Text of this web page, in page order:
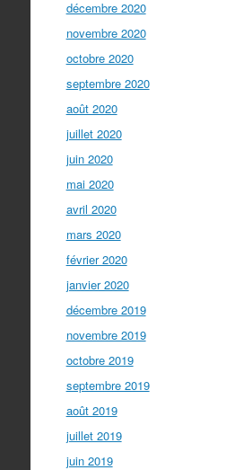
décembre 2020
novembre 2020
octobre 2020
septembre 2020
août 2020
juillet 2020
juin 2020
mai 2020
avril 2020
mars 2020
février 2020
janvier 2020
décembre 2019
novembre 2019
octobre 2019
septembre 2019
août 2019
juillet 2019
juin 2019